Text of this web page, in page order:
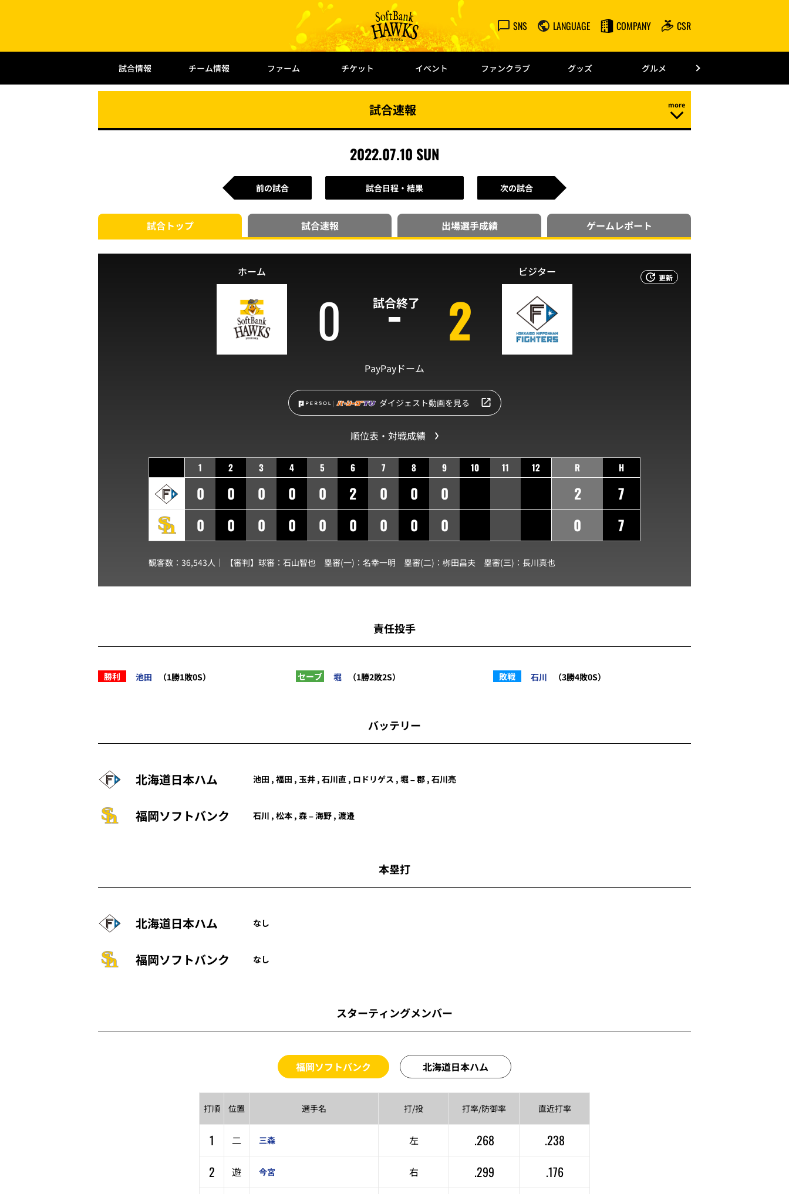
SNS LANGUAGE COMPANY CSR
試合情報 チーム情報 ファーム チケット イベント ファンクラブ グッズ グルメ
試合速報
2022.07.10 SUN
前の試合 試合日程・結果 次の試合
試合トップ 試合速報 出場選手成績 ゲームレポート
更新
試合終了
ホーム
0 2
ビジター
PayPayドーム
ダイジェスト動画を見る
順位表・対戦成績
1 2 3 4 5 6 7 8 9 10 11 12
0 0 0 0 0 2 0 0
0
0
0 0 0 0 0 0 0 0
R H
2
7
0
7
観客数：36,543人｜ 【審判】球審： 石山智也 塁審(一)： 名幸一明 塁審(二)： 栁田昌夫 塁審(三)： 長川真也
責任投手
勝利 池田 （1勝1敗0S） セーブ 堀 （1勝2敗2S） 敗戦 石川 （3勝4敗0S）
バッテリー
北海道日本ハム 池田 , 福田 , 玉井 , 石川直 , ロドリゲス , 堀–郡 , 石川亮
福岡ソフトバンク 石川 , 松本 , 森–海野 , 渡邉
本塁打
北海道日本ハム なし
福岡ソフトバンク なし
スターティングメンバー
福岡ソフトバンク 北海道日本ハム
打順 位置 選手名 打/投 打率/防御率 直近打率
1 二 三森 左 .268
.238
2
遊 今宮 右 .299
.176